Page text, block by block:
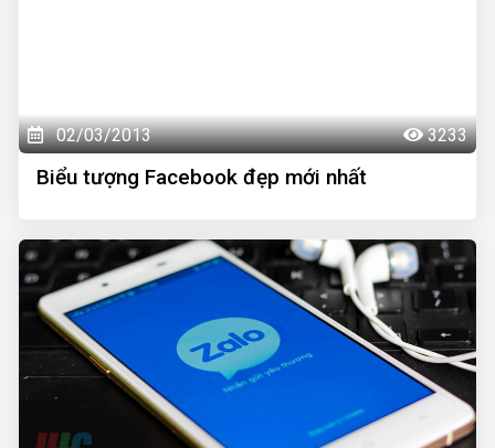
02/03/2013 3233
Biểu tượng Facebook đẹp mới nhất